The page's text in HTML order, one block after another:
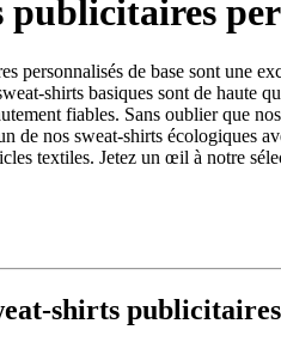
personnalisés de base sont une
shirts basiques sont de haute
fiables. Sans oublier que
de nos sweat-shirts écologiques
textiles. Jetez un œil à notre
shirts